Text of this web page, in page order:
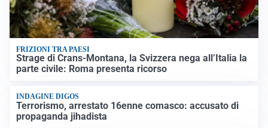
FRIZIONI TRA PAESI
Strage di Crans-Montana, la Svizzera nega all’Italia la
parte civile: Roma presenta ricorso
INDAGINE DIGOS
Terrorismo, arrestato 16enne comasco: accusato di
propaganda jihadista